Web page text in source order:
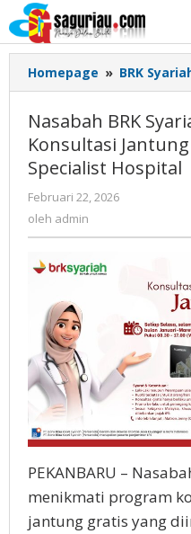
Lewati
ke
konten
Homepage » BRK
Nasabah BRK
Konsultasi
Specialist Hospital
Februari 22, 2026
oleh admin
PEKANBARU –
menikmati program
jantung gratis yang